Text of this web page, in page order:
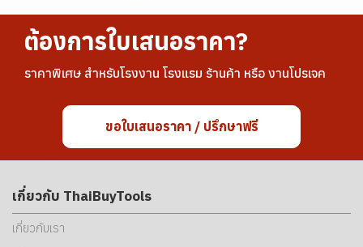
ต้องการใบเสนอราคา?
ราคาพิเศษ สำหรับโรงงาน โรงแรม ร้านค้า หรือ งานโปรเจค
ขอใบเสนอราคา / ปรึกษาฟรี
เกี่ยวกับ ThaiBuyTools
เกี่ยวกับเรา